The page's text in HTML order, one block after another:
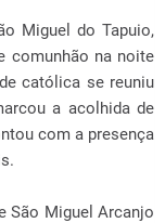
Miguel do Tapuio,
comunhão na noite
católica se reuniu
a acolhida de
com a presença
São Miguel Arcanjo